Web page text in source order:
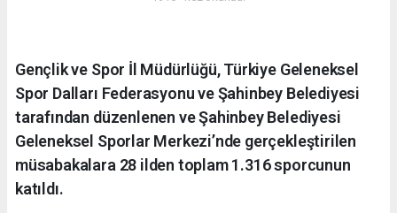
Gençlik ve Spor İl Müdürlüğü, Türkiye Geleneksel
Spor Dalları Federasyonu ve Şahinbey Belediyesi
tarafından düzenlenen ve Şahinbey Belediyesi
Geleneksel Sporlar Merkezi’nde gerçekleştirilen
müsabakalara 28 ilden toplam 1.316 sporcunun
katıldı.